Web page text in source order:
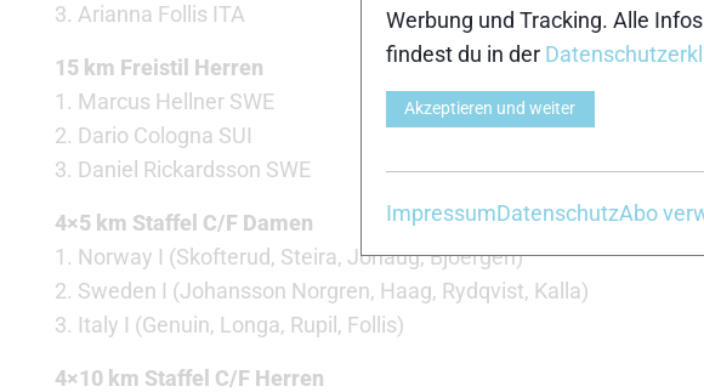
3. Arianna Follis ITA
15 km Freistil Herren
1. Marcus Hellner SWE
2. Dario Cologna SUI
3. Daniel Rickardsson SWE
4×5 km Staffel C/F Damen
1. Norway I (Skofterud, Steira, Johaug, Bjoergen)
2. Sweden I (Johansson Norgren, Haag, Rydqvist, Kalla)
3. Italy I (Genuin, Longa, Rupil, Follis)
4×10 km Staffel C/F Herren
Werbung und Tracking. Alle
findest du in der
Akzeptieren und weiter
ImpressumDatenschutzAbo